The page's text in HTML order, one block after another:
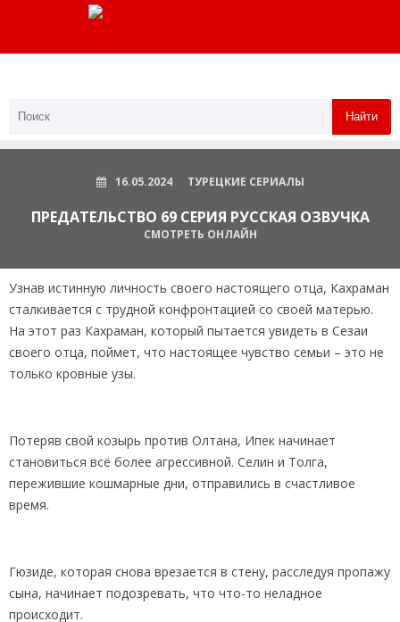
Найти
16.05.2024 ТУРЕЦКИЕ СЕРИАЛЫ
ПРЕДАТЕЛЬСТВО 69 СЕРИЯ РУССКАЯ ОЗВУЧКА
СМОТРЕТЬ ОНЛАЙН
Узнав истинную личность своего настоящего отца, Кахраман
сталкивается с трудной конфронтацией со своей матерью.
На этот раз Кахраман, который пытается увидеть в Сезаи
своего отца, поймет, что настоящее чувство семьи – это не
только кровные узы.
Потеряв свой козырь против Олтана, Ипек начинает
становиться всё более агрессивной. Селин и Толга,
пережившие кошмарные дни, отправились в счастливое
время.
Гюзиде, которая снова врезается в стену, расследуя пропажу
сына, начинает подозревать, что что-то неладное
происходит.